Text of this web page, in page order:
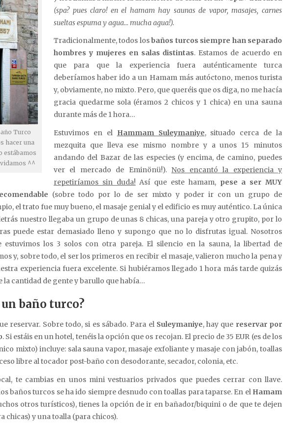
Turco
hacer una
estábamos
^^
(spa? pues claro! en el hamam hay saunas de vapor, masajes, carnes
sueltas espuma y agua… mucha agua!).
Tradicionalmente, todos losbaños turcos siempre han separado
hombres y mujeres en salas distintas. Estamos de acuerdo en
que para que la experiencia fuera auténticamente turca
deberíamos haber ido a un Hamam más autóctono, menos turista
y, obviamente, no mixto. Pero, que queréis que os diga, no me hacía
gracia quedarme sola (éramos 2 chicos y 1 chica) en una sauna
durante más de 1 hora…
Estuvimos en el Hammam Suleymaniye, situado cerca de la
mezquita que lleva ese mismo nombre y a unos 15 minutos
andando del Bazar de las especies (y encima, de camino, puedes
ver el mercado de Eminönü!). Nos encantó la experiencia y
repetiríamos sin duda! Así que este hamam, pese a ser MUY
(sobre todo por lo de ser mixto y poder ir con un grupo de
el trato fue muy bueno, el masaje genial y el edificio es muy auténtico. La única
nuestro llegaba un grupo de unas 8 chicas, una pareja y otro grupito, por lo
puede estar demasiado lleno y supongo que no lo disfrutas igual. Nosotros
estuvimos los 3 solos con otra pareja. El silencio en la sauna, la libertad de
y, sobre todo, el ser los primeros en recibir el masaje, valieron mucho la pena y
experiencia fuera excelente. Si hubiéramos llegado 1 hora más tarde quizás
la cantidad de gente y barullo que había…
baño turco?
reservar. Sobre todo, si es sábado. Para el Suleymaniye, hay que reservar por
. Si estáis en un hotel, tenéis la opción que os recojan. El precio de 35 EUR (es de los
mixto) incluye: sala sauna vapor, masaje exfoliante y masaje con jabón, toallas
libre al tocador post-baño con desodorante, secador, colonia, etc.
te cambias en unos mini vestuarios privados que puedes cerrar con llave.
baños turcos se ha ido siempre desnudo con toallas para taparse. En el Hamam
otros turísticos), tienes la opción de ir en bañador/biquini o de que te dejen
chicas) y una toalla (para chicos).